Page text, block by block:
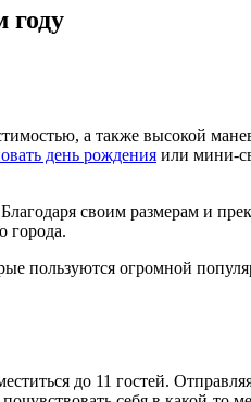
году
а также высокой
день рождения или мини-
своим размерам и
города.
пользуются огромной
до 11 гостей.